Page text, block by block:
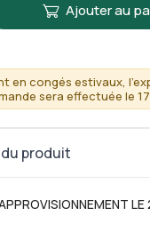
Ajouter au
en congés estivaux,
sera effectuée le
produit